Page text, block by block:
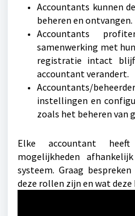
Accountants kunnen
beheren en ontvangen.
Accountants
samenwerking met
registratie intact
accountant verandert.
Accountants/
instellingen en
zoals het beheren van
Elke accountant
mogelijkheden
systeem. Graag
deze rollen zijn en wat